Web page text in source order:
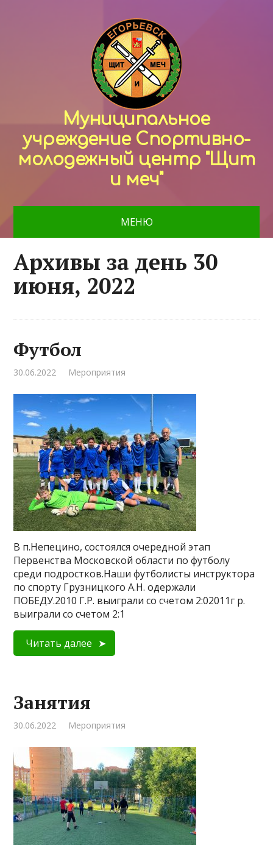
Муниципальное
учреждение Спортивно-
молодежный центр "Щит
и меч"
МЕНЮ
Архивы за день 30
июня, 2022
Футбол
30.06.2022 Мероприятия
В п.Непецино, состоялся очередной этап
Первенства Московской области по футболу
среди подростков.Наши футболисты инструктора
по спорту Грузницкого А.Н. одержали
ПОБЕДУ.2010 Г.Р. выиграли со счетом 2:02011г р.
выиграли со счетом 2:1
Читать далее
Занятия
30.06.2022 Мероприятия